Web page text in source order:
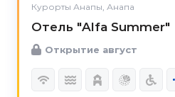
Курорты Анапы, Анапа
Отель "Alfa Summer"
Открытие август